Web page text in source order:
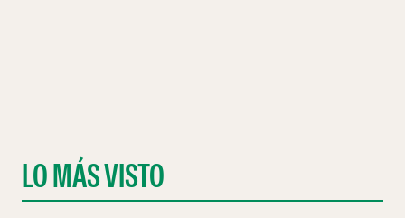
LO MÁS VISTO